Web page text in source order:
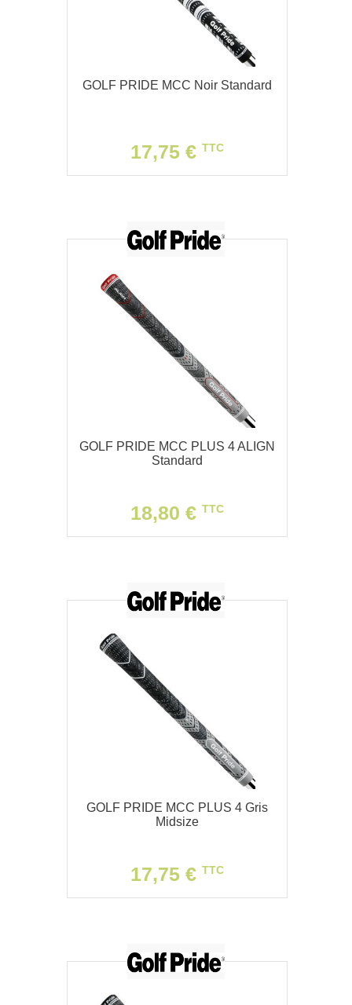
GOLF PRIDE MCC Noir Standard
17,75 € TTC
GOLF PRIDE MCC PLUS 4 ALIGN
Standard
18,80 € TTC
GOLF PRIDE MCC PLUS 4 Gris
Midsize
17,75 € TTC